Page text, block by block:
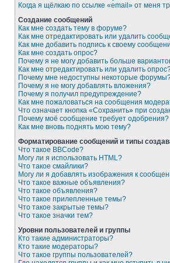
Когда я щёлкаю по ссылке «email» от меня
Создание сообщений
Как мне создать тему в форуме?
Как мне отредактировать или удалить
Как мне добавить подпись к своему
Как мне создать опрос?
Почему я не могу добавить больше
Как мне отредактировать или удалить
Почему мне недоступны некоторые
Почему я не могу добавлять вложения?
Почему я получил предупреждение?
Как мне пожаловаться на сообщения
Что означает кнопка «Сохранить» при
Почему моё сообщение требует одобрения?
Как мне вновь поднять мою тему?
Форматирование сообщений и типы
Что такое BBCode?
Могу ли я использовать HTML?
Что такое смайлики?
Могу ли я добавлять изображения к
Что такое важные объявления?
Что такое объявления?
Что такое прилепленные темы?
Что такое закрытые темы?
Что такое значки тем?
Уровни пользователей и группы
Кто такие администраторы?
Кто такие модераторы?
Что такое группы пользователей?